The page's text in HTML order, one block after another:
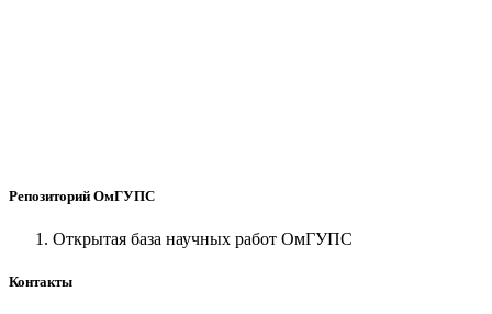
Репозиторий ОмГУПС
Открытая база научных работ ОмГУПС
Контакты